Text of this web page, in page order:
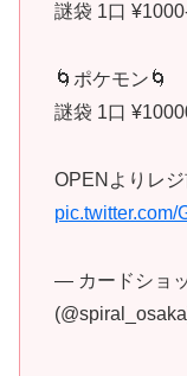
謎袋 1口
🌀ポケモン🌀
謎袋 1口
OPENよりレジ
pic.twitter.com/
— カードショ